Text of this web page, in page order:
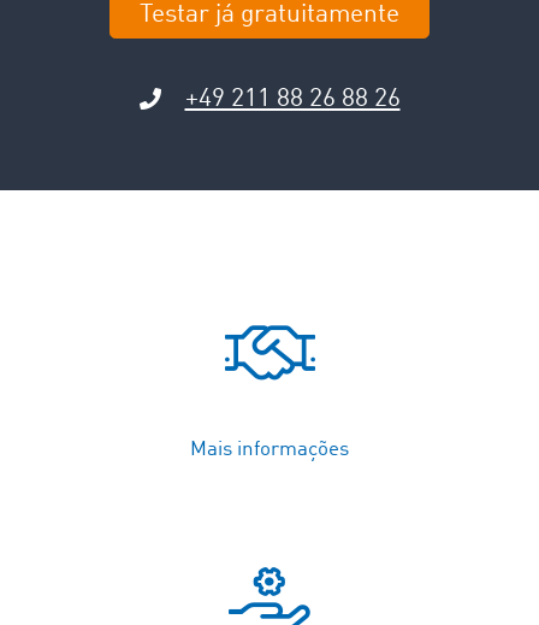
Testar já gratuitamente
+49 211 88 26 88 26
Mais informações